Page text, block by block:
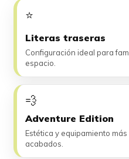
⭐
Literas traseras
Configuración ideal para
espacio.
💨
Adventure Edition
Estética y equipamiento
acabados.